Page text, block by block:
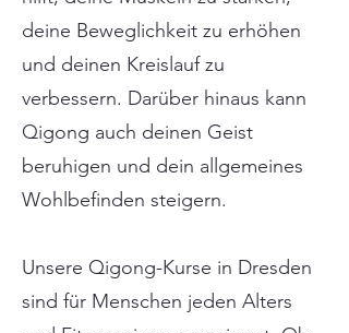
deine Beweglichkeit zu erhöhen
und deinen Kreislauf zu
verbessern. Darüber hinaus kann
Qigong auch deinen Geist
beruhigen und dein allgemeines
Wohlbefinden steigern.
Unsere Qigong-Kurse in Dresden
sind für Menschen jeden Alters